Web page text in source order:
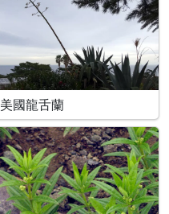
美國龍舌蘭